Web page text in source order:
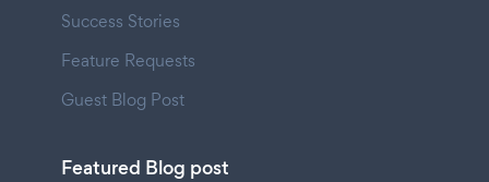
Success Stories
Feature Requests
Guest Blog Post
Featured Blog post